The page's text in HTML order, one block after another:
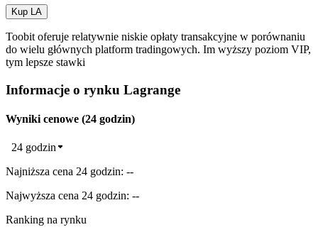
Kup LA
Toobit oferuje relatywnie niskie opłaty transakcyjne w porównaniu
do wielu głównych platform tradingowych. Im wyższy poziom VIP,
tym lepsze stawki
Informacje o rynku Lagrange
Wyniki cenowe (24 godzin)
24 godzin
Najniższa cena 24 godzin: --
Najwyższa cena 24 godzin: --
Ranking na rynku